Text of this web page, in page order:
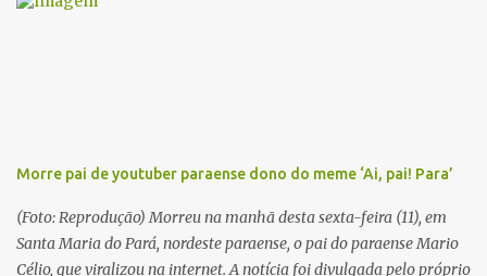
completar seus estudos na cidade grande. A série inicia com o livro
Morre pai de youtuber paraense dono do meme ‘Ai, pai! Para’
(Foto: Reprodução) Morreu na manhã desta sexta-feira (11), em
Santa Maria do Pará, nordeste paraense, o pai do paraense Mario
Célio, que viralizou na internet. A notícia foi divulgada pelo próprio